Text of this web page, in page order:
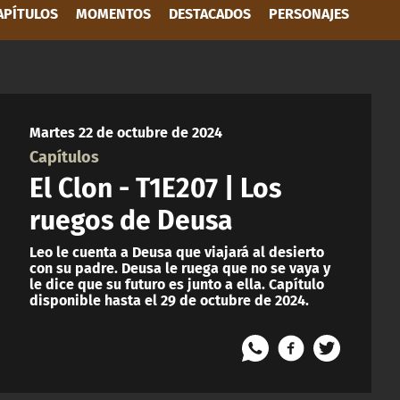
MOMENTOS DESTACADOS PERSONAJES
Martes 22 de octubre de 2024
Capítulos
El Clon - T1E207 | Los
ruegos de Deusa
Leo le cuenta a Deusa que viajará al desierto
con su padre. Deusa le ruega que no se vaya y
le dice que su futuro es junto a ella. Capítulo
disponible hasta el 29 de octubre de 2024.